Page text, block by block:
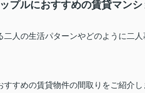
プルにおすすめの賃貸マン
二人の生活パターンやどのように二
すめの賃貸物件の間取りをご紹介し